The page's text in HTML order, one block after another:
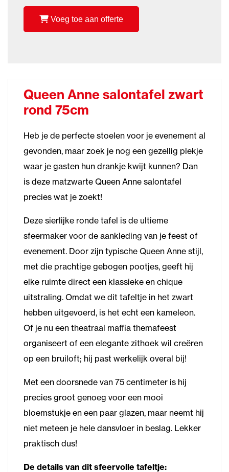
Voeg toe aan offerte
Queen Anne salontafel zwart
rond 75cm
Heb je de perfecte stoelen voor je evenement al
gevonden, maar zoek je nog een gezellig plekje
waar je gasten hun drankje kwijt kunnen? Dan
is deze matzwarte Queen Anne salontafel
precies wat je zoekt!
Deze sierlijke ronde tafel is de ultieme
sfeermaker voor de aankleding van je feest of
evenement. Door zijn typische Queen Anne stijl,
met die prachtige gebogen pootjes, geeft hij
elke ruimte direct een klassieke en chique
uitstraling. Omdat we dit tafeltje in het zwart
hebben uitgevoerd, is het echt een kameleon.
Of je nu een theatraal maffia themafeest
organiseert of een elegante zithoek wil creëren
op een bruiloft; hij past werkelijk overal bij!
Met een doorsnede van 75 centimeter is hij
precies groot genoeg voor een mooi
bloemstukje en een paar glazen, maar neemt hij
niet meteen je hele dansvloer in beslag. Lekker
praktisch dus!
De details van dit sfeervolle tafeltje: